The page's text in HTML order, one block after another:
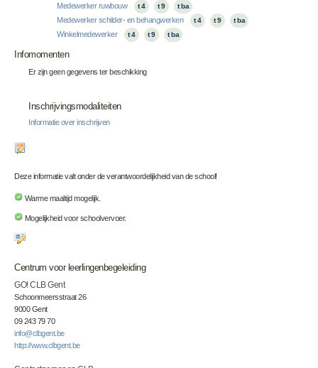
Medewerker ruwbouw t 4 t 9 t ba
Medewerker schilder- en behangwerken t 4 t 9 t ba
Winkelmedewerker t 4 t 9 t ba
Infomomenten
Er zijn geen gegevens ter beschikking
Inschrijvingsmodaliteiten
Informatie over inschrijven
Deze informatie valt onder de verantwoordelijkheid van de school!
Warme maaltijd mogelijk.
Mogelijkheid voor schoolvervoer.
Centrum voor leerlingenbegeleiding
GO! CLB Gent
Schoonmeersstraat 26
9000 Gent
09 243 79 70
info@clbgent.be
http://www.clbgent.be